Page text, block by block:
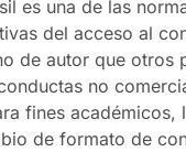
es una de las
del acceso al
de autor que otros
no
fines
de formato de